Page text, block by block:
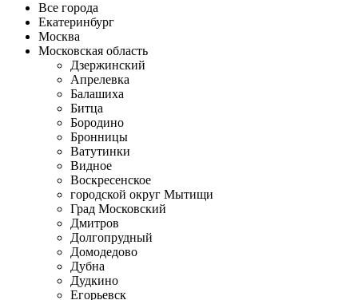
Все города
Екатеринбург
Москва
Московская область
Дзержинский
Апрелевка
Балашиха
Битца
Бородино
Бронницы
Ватутинки
Видное
Воскресенское
городской округ Мытищи
Град Московский
Дмитров
Долгопрудный
Домодедово
Дубна
Дудкино
Егорьевск